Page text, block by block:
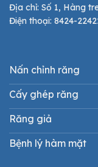
Địa chỉ: Số 1, Hàng
Điện thoại: 8424-
Nấn chỉnh răng
Cấy ghép răng
Răng giả
Bệnh lý hàm mặt